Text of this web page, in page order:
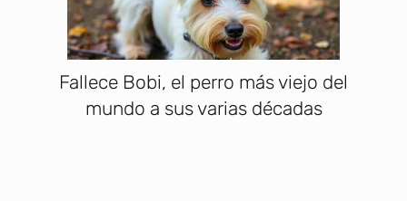
Fallece Bobi, el perro más viejo del
mundo a sus varias décadas